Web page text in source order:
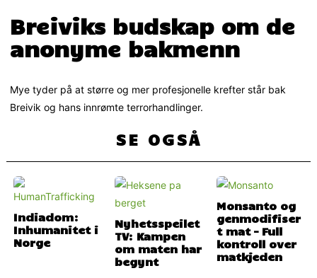
Breiviks budskap om de
anonyme bakmenn
Mye tyder på at større og mer profesjonelle krefter står bak
Breivik og hans innrømte terrorhandlinger.
SE OGSÅ
Indiadom:
Inhumanitet i
Norge
Nyhetsspeilet
TV: Kampen
om maten har
begynt
Monsanto og
genmodifiser
t mat – Full
kontroll over
matkjeden